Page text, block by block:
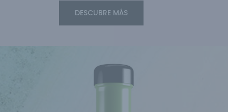
DESCUBRE MÁS